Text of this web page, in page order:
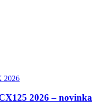
2026 – novinka